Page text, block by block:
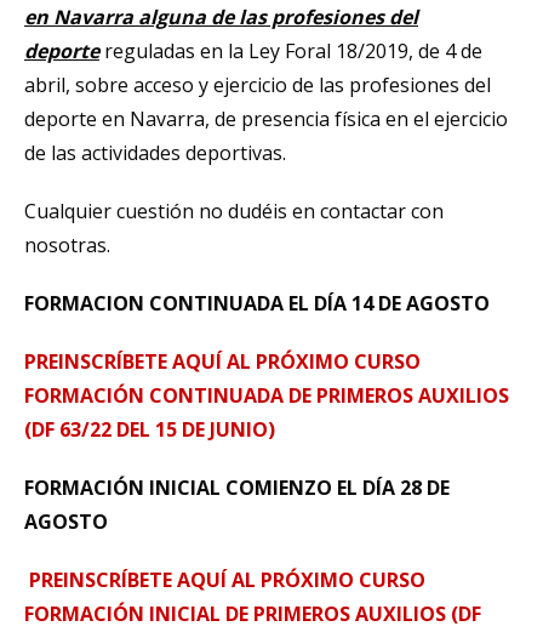
en Navarra alguna de las profesiones del
deportereguladas en la Ley Foral 18/2019, de 4 de
abril, sobre acceso y ejercicio de las profesiones del
deporte en Navarra, de presencia física en el ejercicio
de las actividades deportivas.
Cualquier cuestión no dudéis en contactar con
nosotras.
FORMACION CONTINUADA EL DÍA 14 DE AGOSTO
PREINSCRÍBETE AQUÍ AL PRÓXIMO CURSO
FORMACIÓN CONTINUADA DE PRIMEROS AUXILIOS
(DF 63/22 DEL 15 DE JUNIO)
FORMACIÓN INICIAL COMIENZO EL DÍA 28 DE
AGOSTO
PREINSCRÍBETE AQUÍ AL PRÓXIMO CURSO
FORMACIÓN INICIAL DE PRIMEROS AUXILIOS (DF